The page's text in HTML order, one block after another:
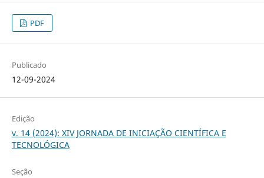
PDF
Publicado
12-09-2024
Edição
v. 14 (2024): XIV JORNADA DE INICIAÇÃO CIENTÍFICA E
TECNOLÓGICA
Seção